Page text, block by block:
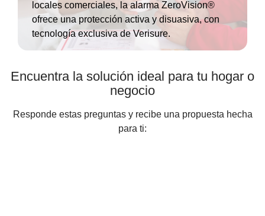
locales comerciales, la alarma ZeroVision®
ofrece una protección activa y disuasiva, con
tecnología exclusiva de Verisure.
Encuentra la solución ideal para tu hogar o
negocio
Responde estas preguntas y recibe una propuesta hecha
para ti: